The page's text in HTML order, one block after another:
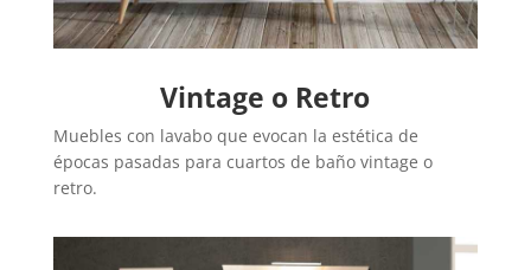
Vintage o Retro
Muebles con lavabo que evocan la estética de
épocas pasadas para cuartos de baño vintage o
retro.